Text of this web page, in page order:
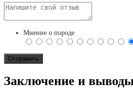
Мнение о породе
Заключение и